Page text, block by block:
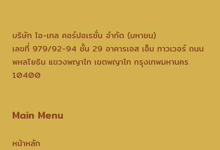
บริษัท ไอ-เทล คอร์ปอเรชั่น จำกัด (มหาชน)
เลขที่ 979/92-94 ชั้น 29 อาคารเอส เอ็ม ทาวเวอร์ ถนน
พหลโยธิน แขวงพญาไท เขตพญาไท กรุงเทพมหานคร
10400
Main Menu
หน้าหลัก